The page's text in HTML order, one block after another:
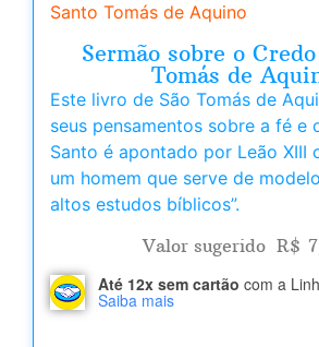
Santo Tomás de Aquino
Sermão sobre o
Tomás de
Este livro de São Tomás de
seus pensamentos sobre a fé e
Santo é apontado por Leão XIII
um homem que serve de
altos estudos bíblicos”.
Valor sugerido R$
Até 12x sem cartão com a
Saiba mais